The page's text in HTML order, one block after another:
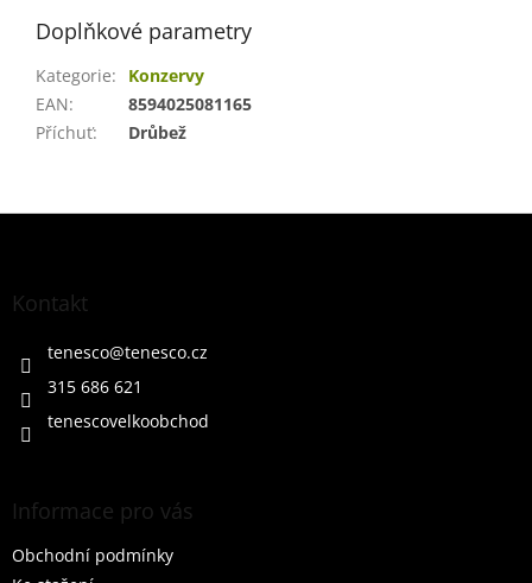
Doplňkové parametry
Kategorie:
Konzervy
EAN:
8594025081165
Příchuť: Drůbež
Z
Kontakt
tenesco@tenesco.cz
315 686 621
tenescovelkoobchod
Informace pro vás
Obchodní podmínky